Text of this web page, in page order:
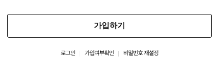
가입하기
로그인 가입여부확인 비밀번호 재설정